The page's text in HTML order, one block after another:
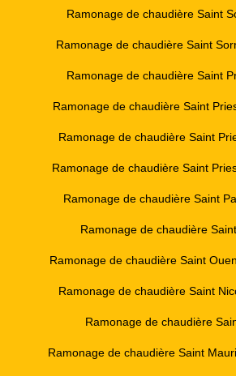
Ramonage de chaudière Saint
Ramonage de chaudière Saint
Ramonage de chaudière Saint
Ramonage de chaudière Saint
Ramonage de chaudière Saint
Ramonage de chaudière Saint
Ramonage de chaudière Saint
Ramonage de chaudière
Ramonage de chaudière Saint
Ramonage de chaudière Saint
Ramonage de chaudière
Ramonage de chaudière Saint